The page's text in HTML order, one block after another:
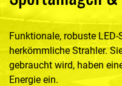
Funktionale, robuste
herkömmliche Strahler.
gebraucht wird, haben
Energie ein.